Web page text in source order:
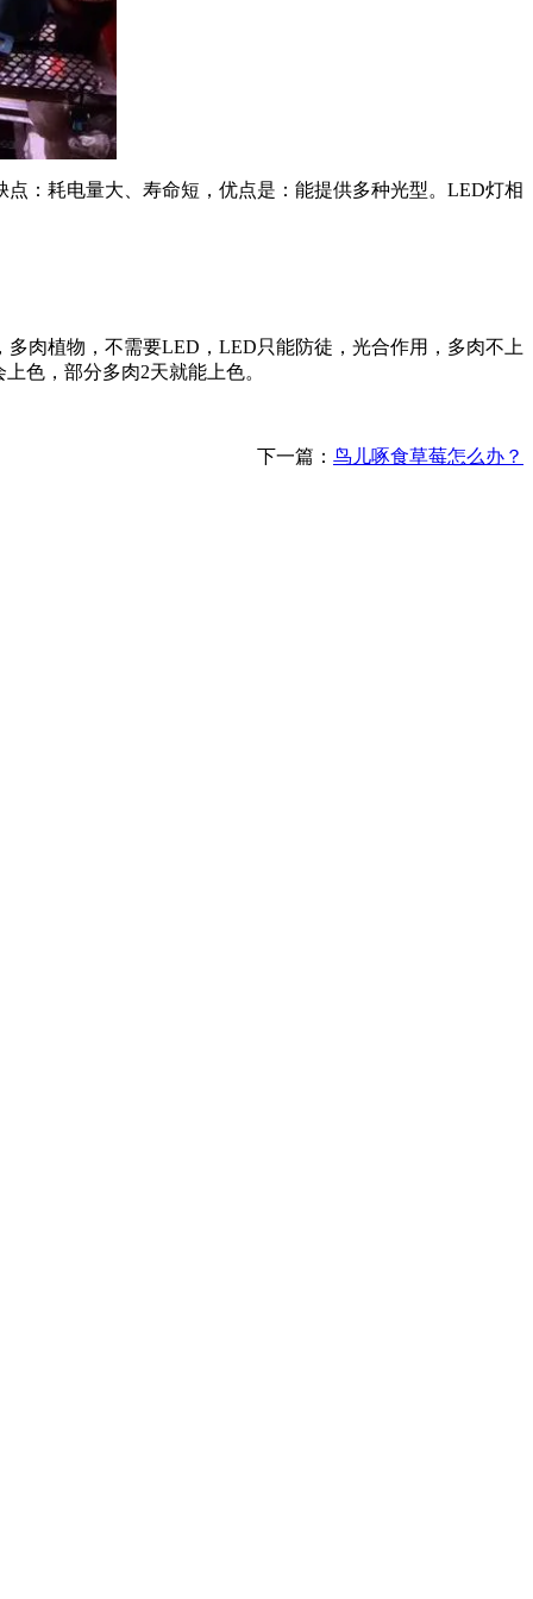
：耗电量大、寿命短，优点是：能提供多种光型。LED灯相
肉植物，不需要LED，LED只能防徒，光合作用，多肉不上
色，部分多肉2天就能上色。
下一篇： 鸟儿啄食草莓怎么办？